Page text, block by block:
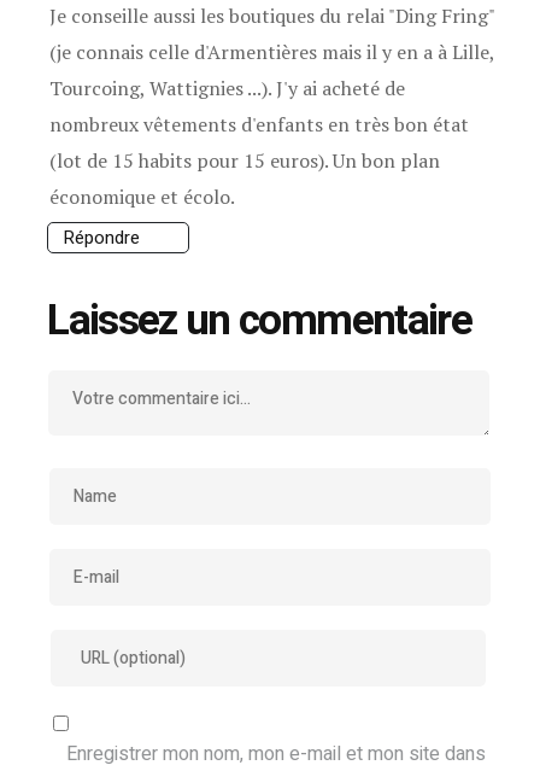
Je conseille aussi les boutiques du relai "Ding Fring"
(je connais celle d'Armentières mais il y en a à Lille,
Tourcoing, Wattignies ...). J'y ai acheté de
nombreux vêtements d'enfants en très bon état
(lot de 15 habits pour 15 euros). Un bon plan
économique et écolo.
Répondre
Laissez un commentaire
Enregistrer mon nom, mon e-mail et mon site dans